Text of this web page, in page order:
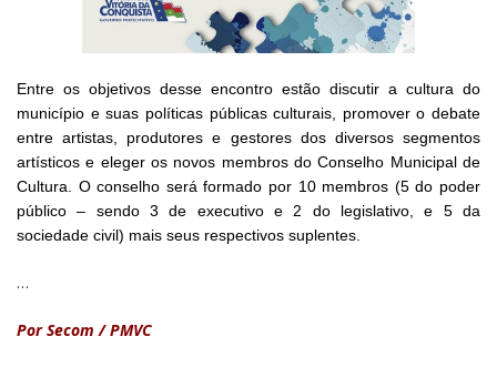
Entre os objetivos desse encontro estão discutir a cultura do
município e suas políticas públicas culturais, promover o debate
entre artistas, produtores e gestores dos diversos segmentos
artísticos e eleger os novos membros do Conselho Municipal de
Cultura. O conselho será formado por 10 membros (5 do poder
público – sendo 3 de executivo e 2 do legislativo, e 5 da
sociedade civil) mais seus respectivos suplentes.
…
Por Secom / PMVC